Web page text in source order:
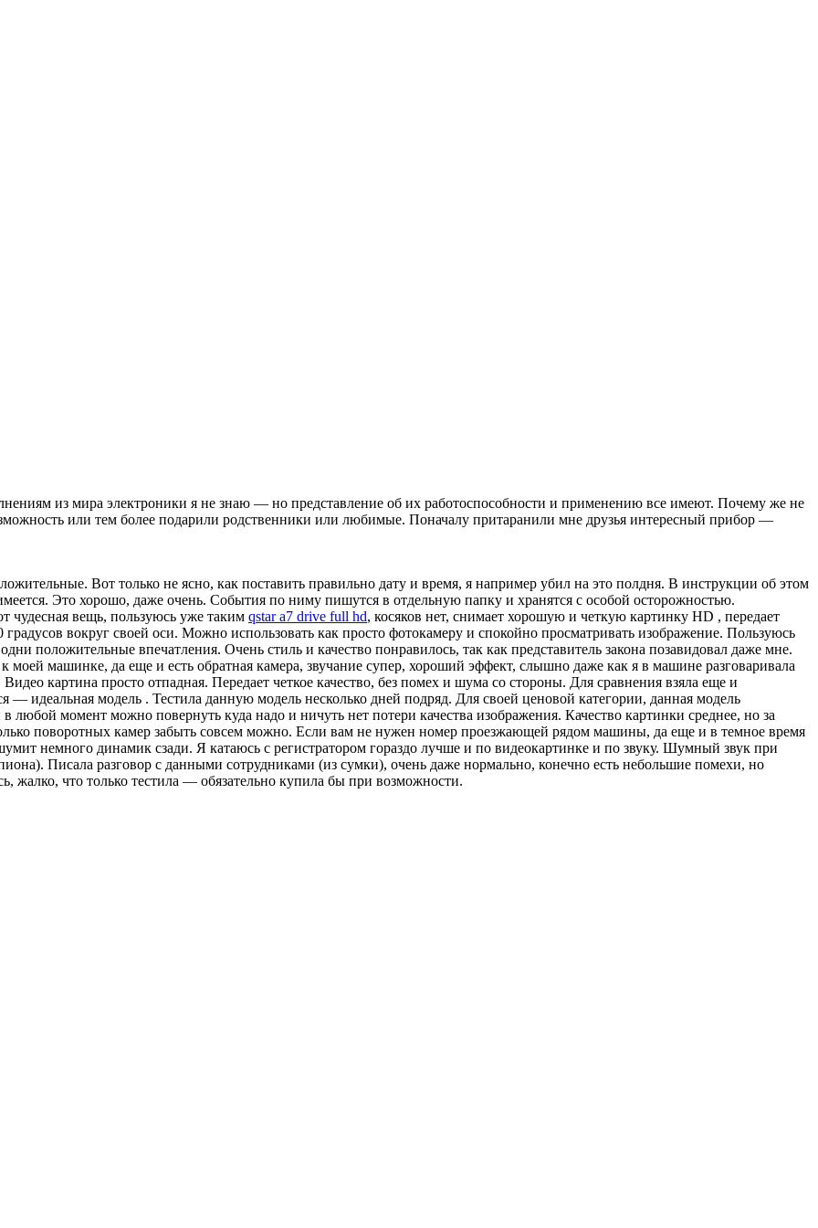
из мира электроники я не знаю — но представление об их работоспособности и применению все имеют. Почему же не
или тем более подарили родственники или любимые. Поначалу притаранили мне друзья интересный прибор —
Вот только не ясно, как поставить правильно дату и время, я например убил на это полдня. В инструкции об этом
Это хорошо, даже очень. События по ниму пишутся в отдельную папку и хранятся с особой осторожностью.
чудесная вещь, пользуюсь уже таким qstar a7 drive full hd, косяков нет, снимает хорошую и четкую картинку HD , передает
вокруг своей оси. Можно использовать как просто фотокамеру и спокойно просматривать изображение. Пользуюсь
положительные впечатления. Очень стиль и качество понравилось, так как представитель закона позавидовал даже мне.
машинке, да еще и есть обратная камера, звучание супер, хороший эффект, слышно даже как я в машине разговаривала
картина просто отпадная. Передает четкое качество, без помех и шума со стороны. Для сравнения взяла еще и
— идеальная модель . Тестила данную модель несколько дней подряд. Для своей ценовой категории, данная модель
любой момент можно повернуть куда надо и ничуть нет потери качества изображения. Качество картинки среднее, но за
поворотных камер забыть совсем можно. Если вам не нужен номер проезжающей рядом машины, да еще и в темное время
немного динамик сзади. Я катаюсь с регистратором гораздо лучше и по видеокартинке и по звуку. Шумный звук при
Писала разговор с данными сотрудниками (из сумки), очень даже нормально, конечно есть небольшие помехи, но
жалко, что только тестила — обязательно купила бы при возможности.